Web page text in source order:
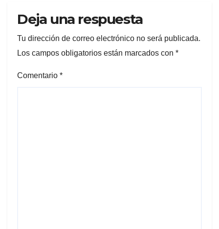
Deja una respuesta
Tu dirección de correo electrónico no será publicada.
Los campos obligatorios están marcados con *
Comentario *